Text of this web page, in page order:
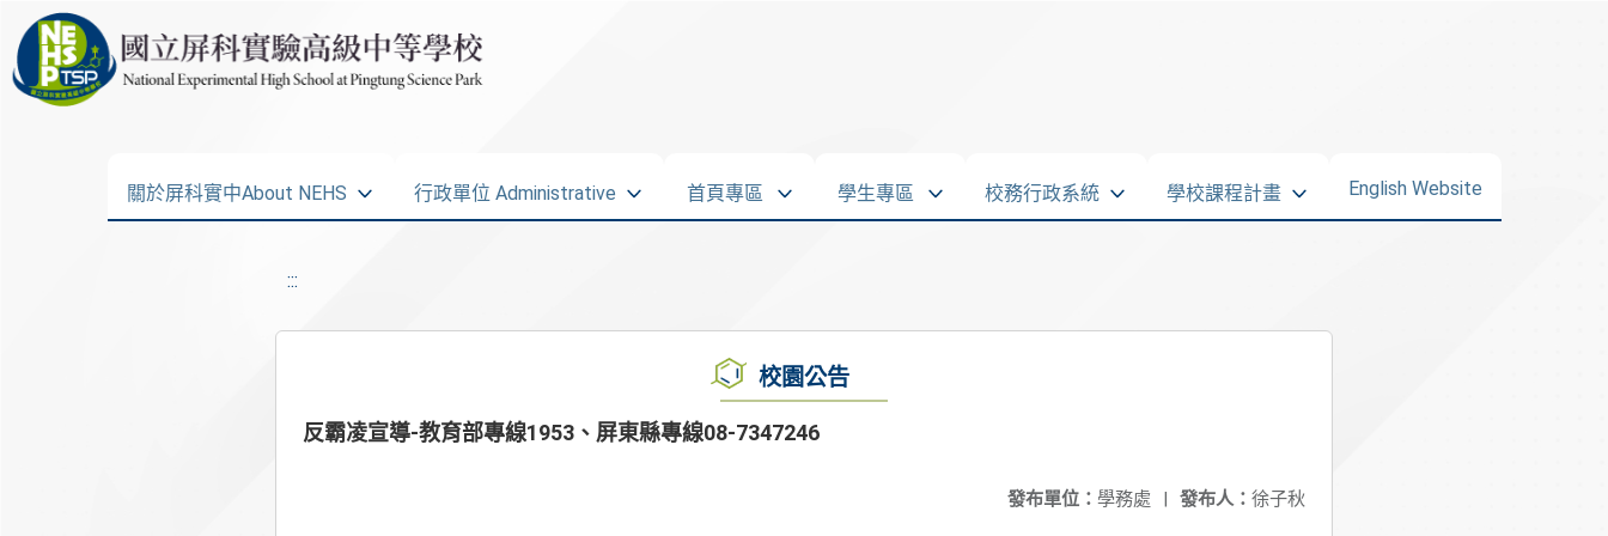
關於屏科實中About NEHS 行政單位 Administrative 首頁專區 學生專區 校務行政系統 學校課程計畫 English Website
:::
校園公告
反霸凌宣導-教育部專線1953、屏東縣專線08-7347246
發布人： 徐子秋
發布單位： 學務處 |